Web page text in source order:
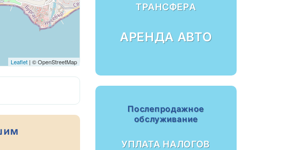
Leaflet| © OpenStreetMap
ТРАНСФЕРА
АРЕНДА АВТО
Послепродажное
обслуживание
УПЛАТА НАЛОГОВ